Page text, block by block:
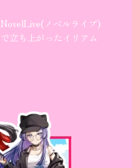
ノベルライブ)
立ち上がったイリアム